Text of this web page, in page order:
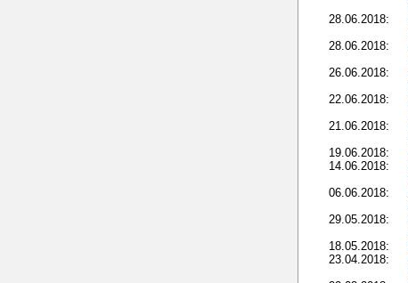
28.06.2018:
28.06.2018:
26.06.2018:
22.06.2018:
21.06.2018:
19.06.2018:
14.06.2018:
06.06.2018:
29.05.2018:
18.05.2018:
23.04.2018: